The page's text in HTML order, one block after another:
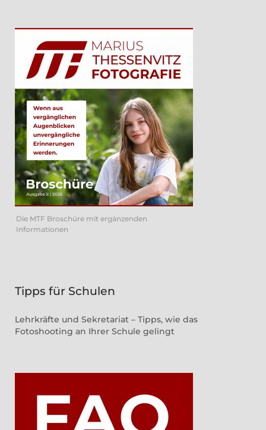
Die MTF Broschüre mit ergänzenden
Informationen
Tipps für Schulen
Lehrkräfte und Sekretariat – Tipps, wie das
Fotoshooting an Ihrer Schule gelingt